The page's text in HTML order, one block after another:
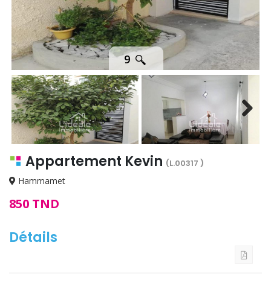
9
Next
Appartement Kevin (L.00317 )
Hammamet
850 TND
Détails